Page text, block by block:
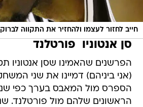
חייב לחזור לעצמו ולהחזיר את התקווה
סן אנטוניו  פורטלנד
הפרשנים שהאמינו שסן
(אני ביניהם) דמיינו את שני
הספרס מול המאבס בערך כפי
הראשונים שלהם מול פורטלנד.